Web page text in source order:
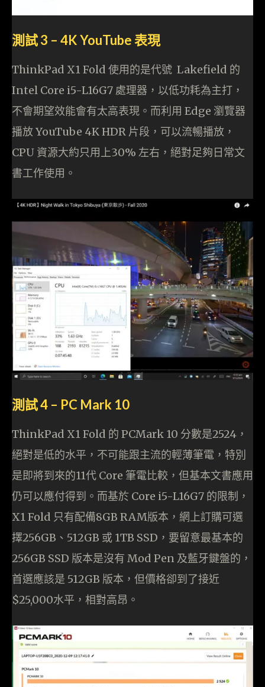
測試 3 – 4K YouTube 表現
ThinkPad X1 Fold 使用的是代號 Lakefield 的
Intel Core i5-L16G7 處理器，以低功耗為主打，
不會期望效能會有太高表現。而利用 Edge 瀏覽器
播放 YouTube 4K HDR 片段，可以流暢播放，
CPU 資源大約只用上30% 左右，絕對足夠日常文
書工作使用。
測試 4 – PC Mark 10
ThinkPad X1 Fold 的 PCMark 10 分數是2524，
絕對是低的水平，不可能跟主流的輕薄筆電，特別
是即將到來的11代 Core 筆電比較，但基本文書應用
仍可以應付得到。而基於 Core i5-L16G7 的限制，
X1 Fold 只有配備8GB RAM版本，網上訂購可選
擇256GB、512GB 或 1TB SSD，要留意最基本的
256GB SSD 版本是沒有 Mod Pen 及藍牙鍵盤的，
首選應該是 512GB 版本，但價格卻到了接近
$25,000水平，相對高昂。